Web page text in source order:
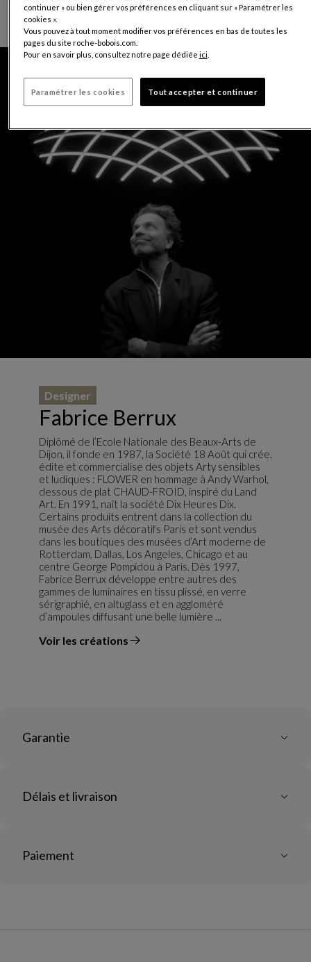
Fabrice Berrux
Designer
Diplômé de l’Ecole Nationale des Beaux-Arts de
Dijon, il fonde en 1987, la Société 18 Août qui crée,
édite et commercialise des objets Arty sensibles
et ludiques : FLOWER en hommage à Andy Warhol,
dessous de plat CHAUD-FROID, inspiré du Land
Art. En 1991, naît la société Dix Heures Dix.
Certains produits entrent dans la collection du
musée des Arts décoratifs Paris et sont vendus
dans les boutiques des musées d’Art moderne de
Rotterdam, Dallas, Los Angeles, Chicago et au
centre George Pompidou à Paris. Dès 1997,
Fabrice Berrux développe entre autres des
gammes de luminaires en tissu plissé, en verre
sérigraphié, en altuglass et en aggloméré
d’ampoules diffusant une belle lumière ...
Voir les créations
du designer
Garantie
Délais et livraison
Paiement
continuer » ou bien gérer vos préférences en cliquant sur « Paramétrer les
cookies ».
Vous pouvez à tout moment modifier vos préférences en bas de toutes les
pages du site roche-bobois.com.
Pour en savoir plus, consultez notre page dédiée ici
Paramétrer les cookies Tout accepter et continuer